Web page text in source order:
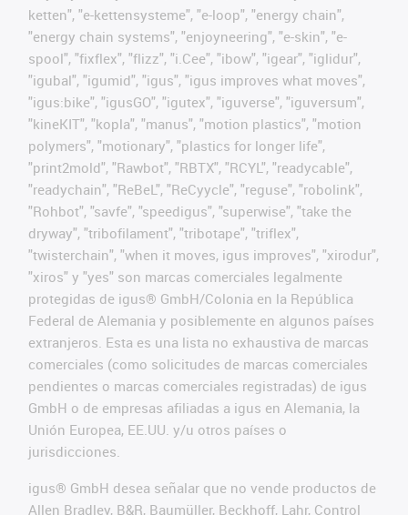
ketten", "e-kettensysteme", "e-loop", "energy chain",
"energy chain systems", "enjoyneering", "e-skin", "e-
spool", "fixflex", "flizz", "i.Cee", "ibow", "igear", "iglidur",
"igubal", "igumid", "igus", "igus improves what moves",
"igus:bike", "igusGO", "igutex", "iguverse", "iguversum",
"kineKIT", "kopla", "manus", "motion plastics", "motion
polymers", "motionary", "plastics for longer life",
"print2mold", "Rawbot", "RBTX", "RCYL", "readycable",
"readychain", "ReBeL", "ReCyycle", "reguse", "robolink",
"Rohbot", "savfe", "speedigus", "superwise", "take the
dryway", "tribofilament", "tribotape", "triflex",
"twisterchain", "when it moves, igus improves", "xirodur",
"xiros" y "yes" son marcas comerciales legalmente
protegidas de igus® GmbH/Colonia en la República
Federal de Alemania y posiblemente en algunos países
extranjeros. Esta es una lista no exhaustiva de marcas
comerciales (como solicitudes de marcas comerciales
pendientes o marcas comerciales registradas) de igus
GmbH o de empresas afiliadas a igus en Alemania, la
Unión Europea, EE.UU. y/u otros países o
jurisdicciones.
igus® GmbH desea señalar que no vende productos de
Allen Bradley, B&R, Baumüller, Beckhoff, Lahr, Control